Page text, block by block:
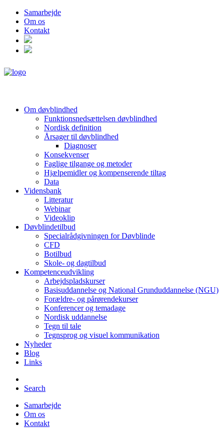
Samarbejde
Om os
Kontakt
Om døvblindhed
Funktionsnedsættelsen døvblindhed
Nordisk definition
Årsager til døvblindhed
Diagnoser
Konsekvenser
Faglige tilgange og metoder
Hjælpemidler og kompenserende tiltag
Data
Vidensbank
Litteratur
Webinar
Videoklip
Døvblindetilbud
Specialrådgivningen for Døvblinde
CFD
Botilbud
Skole- og dagtilbud
Kompetenceudvikling
Arbejdspladskurser
Basisuddannelse og National Grunduddannelse (NGU)
Forældre- og pårørendekurser
Konferencer og temadage
Nordisk uddannelse
Tegn til tale
Tegnsprog og visuel kommunikation
Nyheder
Blog
Links
Search
Samarbejde
Om os
Kontakt